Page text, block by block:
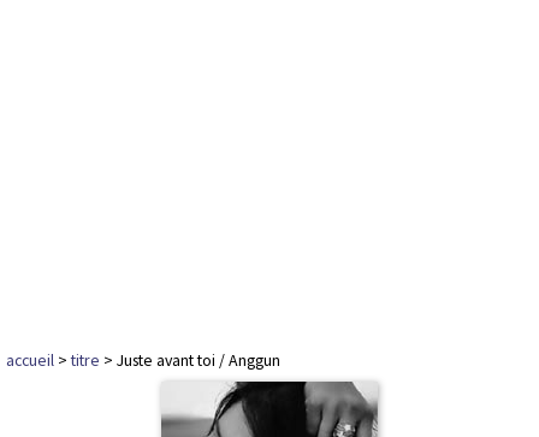
accueil >titre > Juste avant toi / Anggun